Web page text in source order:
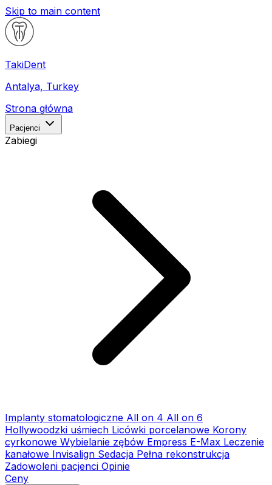
Skip to main content
TakiDent
Antalya, Turkey
Strona główna
Pacjenci
Zabiegi
Implanty stomatologiczne All on 4 All on 6
Hollywoodzki uśmiech Licówki porcelanowe Korony
cyrkonowe Wybielanie zębów Empress E-Max Leczenie
kanałowe Invisalign Sedacja Pełna rekonstrukcja
Zadowoleni pacjenci Opinie
Ceny